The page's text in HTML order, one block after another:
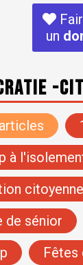
un
-
à
citoyenne
de sénior
Fêtes